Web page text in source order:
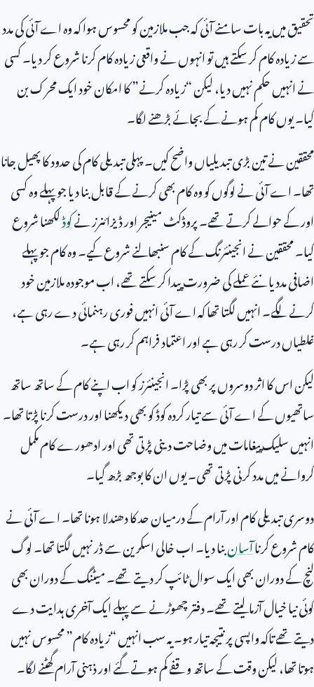
تحقیق میں یہ بات سامنے آئی کہ جب ملازمین کو محسوس ہوا کہ وہ اے آئی کی مدد
سے زیادہ کام کر سکتے ہیں تو انہوں نے واقعی زیادہ کام کرنا شروع کر دیا۔ کسی
نے انہیں حکم نہیں دیا، لیکن “زیادہ کرنے” کا امکان خود ایک محرک بن
گیا۔ یوں کام کم ہونے کے بجائے بڑھنے لگا۔
محققین نے تین بڑی تبدیلیاں واضح کیں۔ پہلی تبدیلی کام کی حدود کا پھیل جانا
تھا۔ اے آئی نے لوگوں کو وہ کام بھی کرنے کے قابل بنا دیا جو پہلے وہ کسی
اور کے حوالے کرتے تھے۔ پروڈکٹ مینیجر اور ڈیزائنرز نےکوڈلکھنا شروع
کیا۔ محققین نے انجینئرنگ کے کام سنبھالنے شروع کیے۔ وہ کام جو پہلے
اضافی مدد یا نئے عملے کی ضرورت پیدا کر سکتے تھے، اب موجودہ ملازمین خود
کرنے لگے۔ انہیں لگتا تھا کہ اے آئی انہیں فوری رہنمائی دے رہی ہے،
غلطیاں درست کر رہی ہے اور اعتماد فراہم کر رہی ہے۔
لیکن اس کا اثر دوسروں پر بھی پڑا۔ انجینئرز کو اب اپنے کام کے ساتھ ساتھ
ساتھیوں کے اے آئی سے تیار کردہ کوڈ کو بھی دیکھنا اور درست کرنا پڑتا تھا۔
انہیں سلیک پیغامات میں وضاحت دینی پڑتی تھی اور ادھورے کام مکمل
کروانے میں مدد کرنی پڑتی تھی۔ یوں ان کا بوجھ بڑھ گیا۔
دوسری تبدیلی کام اور آرام کے درمیان حد کا دھندلا ہونا تھا۔ اے آئی نے
کام شروع کرناآسانبنا دیا۔ اب خالی اسکرین سے ڈر نہیں لگتا تھا۔ لوگ
لنچ کے دوران بھی ایک سوال ٹائپ کر دیتے تھے۔ میٹنگ کے دوران بھی
کوئی نیا خیال آزما لیتے تھے۔ دفتر چھوڑنے سے پہلے ایک آخری ہدایت دے
دیتے تھے تاکہ واپسی پر نتیجہ تیار ہو۔ یہ سب انہیں “زیادہ کام” محسوس نہیں
ہوتا تھا، لیکن وقت کے ساتھ وقفے کم ہوتے گئے اور ذہنی آرام گھٹنے لگا۔